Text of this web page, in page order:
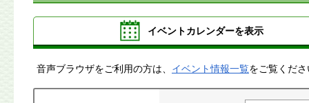
イベントカレンダーを表示
音声ブラウザをご利用の方は、 イベント情報一覧をご覧くだ